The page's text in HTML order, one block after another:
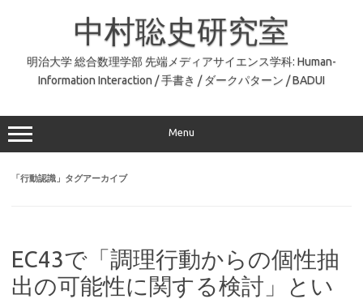
中村聡史研究室
明治大学 総合数理学部 先端メディアサイエンス学科: Human-
Information Interaction / 手書き / ダークパターン / BADUI
Menu
「行動認識 」タグアーカイブ
EC43で「調理行動からの個性抽
出の可能性に関する検討」とい